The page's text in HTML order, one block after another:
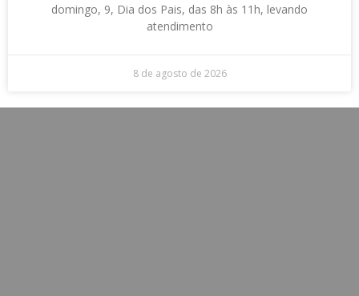
domingo, 9, Dia dos Pais, das 8h às 11h, levando
atendimento
8 de agosto de 2026